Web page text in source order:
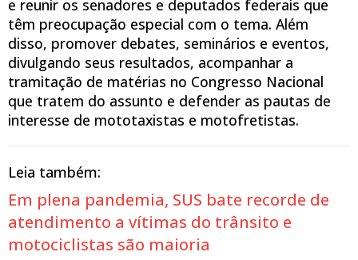
e reunir os senadores e deputados federais que
têm preocupação especial com o tema. Além
disso, promover debates, seminários e eventos,
divulgando seus resultados, acompanhar a
tramitação de matérias no Congresso Nacional
que tratem do assunto e defender as pautas de
interesse de mototaxistas e motofretistas.
Leia também:
Em plena pandemia, SUS bate recorde de
atendimento a vítimas do trânsito e
motociclistas são maioria